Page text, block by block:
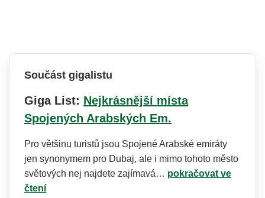
Součást gigalistu
Giga List: Nejkrásnější místa
Spojených Arabských Em.
Pro většinu turistů jsou Spojené Arabské emiráty
jen synonymem pro Dubaj, ale i mimo tohoto město
světových nej najdete zajímavá… pokračovat ve
čtení